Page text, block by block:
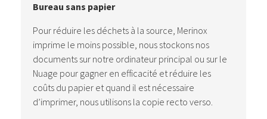
Bureau sans papier
Pour réduire les déchets à la source, Merinox
imprime le moins possible, nous stockons nos
documents sur notre ordinateur principal ou sur le
Nuage pour gagner en efficacité et réduire les
coûts du papier et quand il est nécessaire
d’imprimer, nous utilisons la copie recto verso.